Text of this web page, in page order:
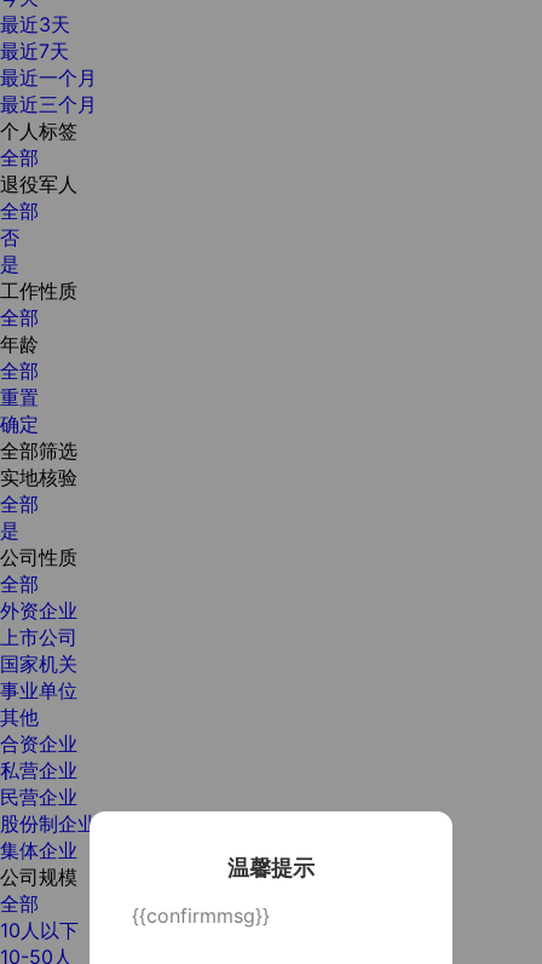
温馨提示
{{confirmmsg}}
最近3天
最近7天
最近一个月
最近三个月
个人标签
全部
退役军人
全部
否
是
工作性质
全部
年龄
全部
重置
确定
全部筛选
实地核验
全部
是
公司性质
全部
外资企业
上市公司
国家机关
事业单位
其他
合资企业
私营企业
民营企业
股份制企业
集体企业
公司规模
全部
10人以下
10-50人